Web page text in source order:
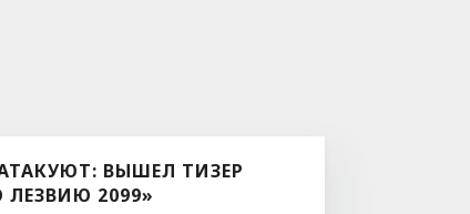
ВЫШЕЛ ТИЗЕР
2099»